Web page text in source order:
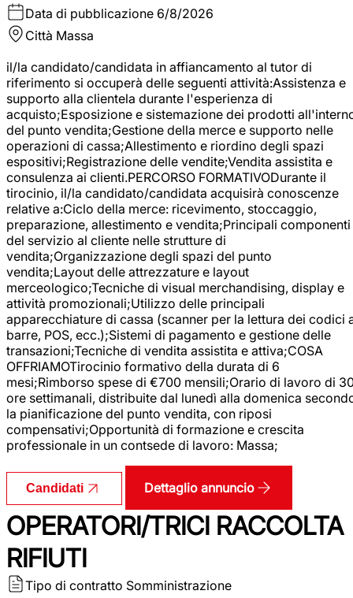
Data di pubblicazione 6/8/2026
Città Massa
il/la candidato/candidata in affiancamento al tutor di
riferimento si occuperà delle seguenti attività:Assistenza e
supporto alla clientela durante l'esperienza di
acquisto;Esposizione e sistemazione dei prodotti
del punto vendita;Gestione della merce e supporto nelle
operazioni di cassa;Allestimento e riordino degli spazi
espositivi;Registrazione delle vendite;Vendita assistita e
consulenza ai clienti.PERCORSO FORMATIVODurante il
tirocinio, il/la candidato/candidata acquisirà conoscenze
relative a:Ciclo della merce: ricevimento, stoccaggio,
preparazione, allestimento e vendita;Principali componenti
del servizio al cliente nelle strutture di
vendita;Organizzazione degli spazi del punto
vendita;Layout delle attrezzature e layout
merceologico;Tecniche di visual merchandising, display e
attività promozionali;Utilizzo delle principali
apparecchiature di cassa (scanner per la lettura dei codici
barre, POS, ecc.);Sistemi di pagamento e gestione delle
transazioni;Tecniche di vendita assistita e attiva;COSA
OFFRIAMOTirocinio formativo della durata di 6
mesi;Rimborso spese di €700 mensili;Orario di lavoro di
ore settimanali, distribuite dal lunedì alla domenica
la pianificazione del punto vendita, con riposi
compensativi;Opportunità di formazione e crescita
professionale in un contsede di lavoro: Massa;
Candidati Dettaglio annuncio
OPERATORI/TRICI RACCOLTA
RIFIUTI
Tipo di contratto Somministrazione